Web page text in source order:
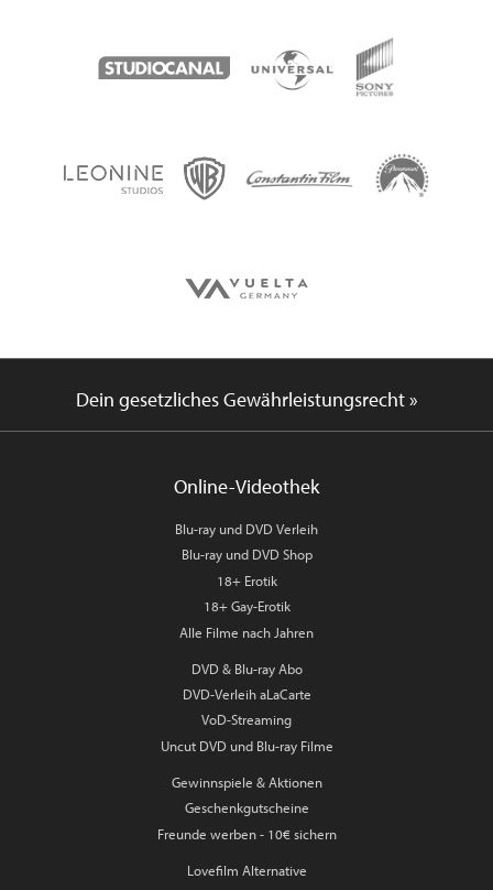
Dein gesetzliches Gewährleistungsrecht »
Online-Videothek
Blu-ray und DVD Verleih
Blu-ray und DVD Shop
18+ Erotik
18+ Gay-Erotik
Alle Filme nach Jahren
DVD & Blu-ray Abo
DVD-Verleih aLaCarte
VoD-Streaming
Uncut DVD und Blu-ray Filme
Gewinnspiele & Aktionen
Geschenkgutscheine
Freunde werben - 10€ sichern
Lovefilm Alternative